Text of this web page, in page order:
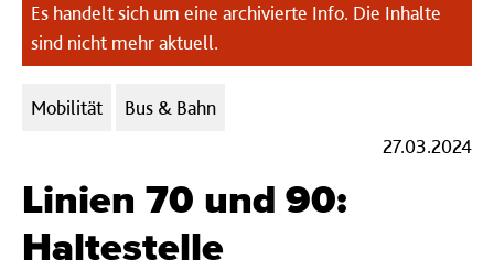
Es handelt sich um eine archivierte Info. Die Inhalte
sind nicht mehr aktuell.
Kategorien:
Mobilität
Bus & Bahn
27.03.2024
Linien 70 und 90:
Haltestelle